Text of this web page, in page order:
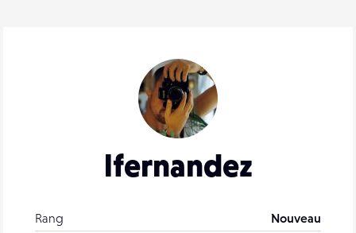
lfernandez
Rang
Nouveau